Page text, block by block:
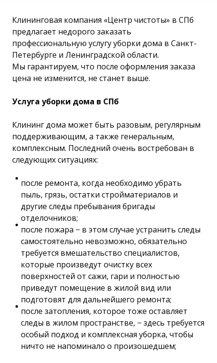
Клининговая компания «Центр чистоты» в СПб
предлагает недорого заказать
профессиональную услугу уборки дома в Санкт-
Петербурге и Ленинградской области.
Мы гарантируем, что после оформления заказа
цена не изменится, не станет выше.
Услуга уборки дома в СПб
Клининг дома может быть разовым, регулярным
поддерживающим, а также генеральным,
комплексным. Последний очень востребован в
следующих ситуациях:
после ремонта, когда необходимо убрать
пыль, грязь, остатки стройматериалов и
другие следы пребывания бригады
отделочников;
после пожара − в этом случае устранить следы
самостоятельно невозможно, обязательно
требуется вмешательство специалистов,
которые произведут очистку всех
поверхностей от сажи, гари и полностью
приведут помещение в жилой вид или
подготовят для дальнейшего ремонта;
после затопления, которое тоже оставляет
следы в жилом пространстве, − здесь требуется
особый подход и комплексная уборка, чтобы
ничто не напоминало о произошедшем;